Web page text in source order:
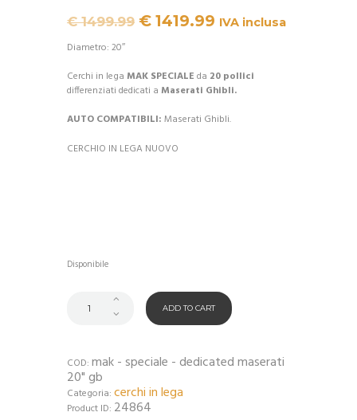
€1499.99 Il
€ 1499.99.
€ 1419.99 Il
€ 1419.99.
IVA inclusa
Diametro: 20″
Cerchi in lega MAK SPECIALE da 20 pollici
differenziati dedicati a Maserati Ghibli.
AUTO COMPATIBILI: Maserati Ghibli.
CERCHIO IN LEGA NUOVO
Disponibile
ADD TO CART
COD: mak - speciale - dedicated maserati
20" gb
Categoria: cerchi in lega
Product ID: 24864